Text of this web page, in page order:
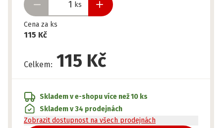
ks
Cena za ks
115 Kč
Celkem: 115 Kč
Skladem v e-shopuvíce než 10 ks
Skladem v 34 prodejnách
Zobrazit dostupnost na všech prodejnách